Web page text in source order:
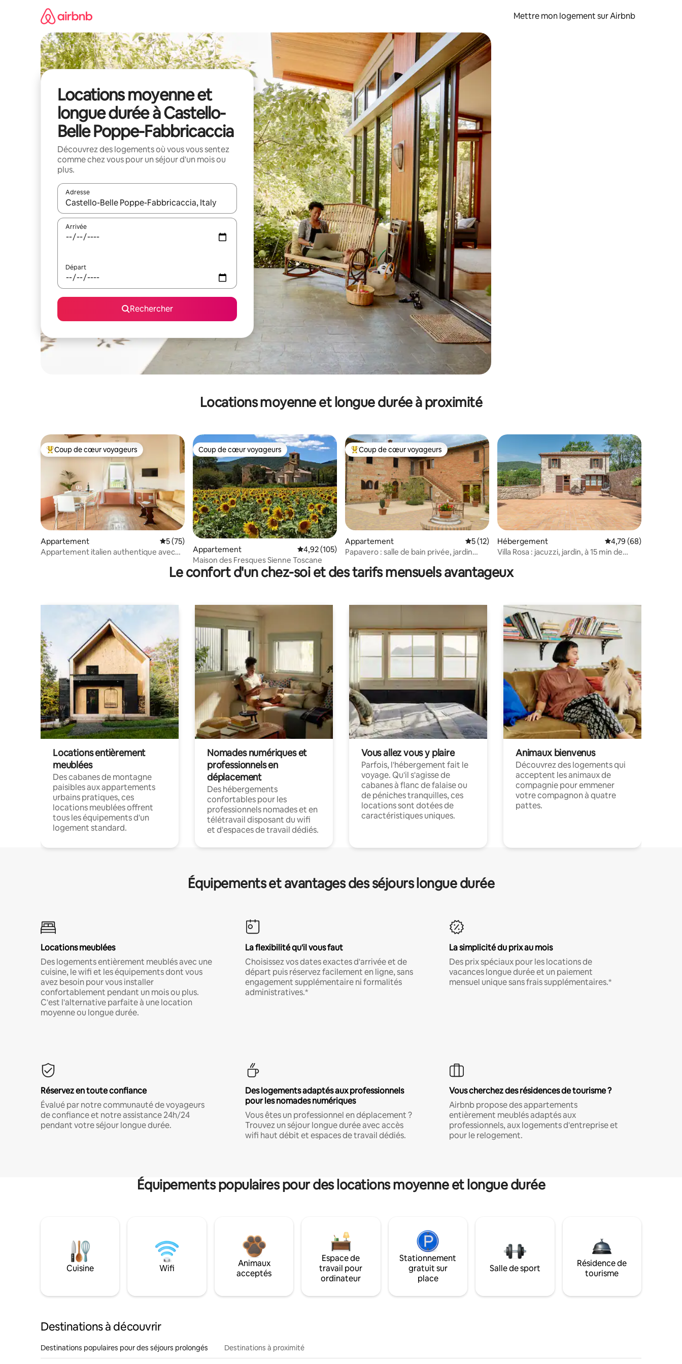
Mettre mon logement sur Airbnb
Locations moyenne et
longue durée à Castello-
Belle Poppe-Fabbricaccia
Découvrez des logements où vous vous sentez
comme chez vous pour un séjour d'un mois ou
plus.
Adresse
Lorsque les résultats s'affichent, utilisez les flèches vers le haut et vers le bas pour les parcourir ou en appuyant et en faisant glisser.
Arrivée
Départ
Rechercher
Locations moyenne et longue durée à proximité
Coups de cœur voyageurs les plus appréciés
Coup de cœur voyageurs
Appartement Évaluation moyenne sur la base de 75 commentaires : 5 sur 5
5 (75)
Appartement italien authentique avec
Coup de cœur voyageurs
Coup de cœur voyageurs
Appartement Évaluation moyenne sur la base de 105 commentaires : 4,92 sur 5
4,92 (105)
Maison des Fresques Sienne Toscane
Coups de cœur voyageurs les plus appréciés
Coup de cœur voyageurs
Appartement Évaluation moyenne sur la base de 12 commentaires : 5 sur 5
5 (12)
Papavero : salle de bain privée, jardin
Hébergement Évaluation moyenne
4,79 (68)
Villa Rosa : jacuzzi, jardin, à 15 min de
Le confort d'un chez-soi et des tarifs mensuels avantageux
Locations entièrement
meublées
Des cabanes de montagne
paisibles aux appartements
urbains pratiques, ces
locations meublées offrent
tous les équipements d'un
logement standard.
Nomades numériques et
professionnels en
déplacement
Des hébergements
confortables pour les
professionnels nomades et en
télétravail disposant du wifi
et d'espaces de travail dédiés.
Vous allez vous y plaire
Parfois, l'hébergement fait le
voyage. Qu'il s'agisse de
cabanes à flanc de falaise ou
de péniches tranquilles, ces
locations sont dotées de
caractéristiques uniques.
Animaux bienvenus
Découvrez des logements qui
acceptent les animaux de
compagnie pour emmener
votre compagnon à quatre
pattes.
Équipements et avantages des séjours longue durée
Locations meublées
Des logements entièrement meublés avec une
cuisine, le wifi et les équipements dont vous
avez besoin pour vous installer
confortablement pendant un mois ou plus.
C'est l'alternative parfaite à une location
moyenne ou longue durée.
La flexibilité qu'il vous faut
Choisissez vos dates exactes d'arrivée et de
départ puis réservez facilement en ligne, sans
engagement supplémentaire ni formalités
administratives.*
La simplicité du prix au mois
Des prix spéciaux pour les locations de
vacances longue durée et un paiement
mensuel unique sans frais supplémentaires.*
Réservez en toute confiance
Évalué par notre communauté de voyageurs
de confiance et notre assistance 24h/24
pendant votre séjour longue durée.
Des logements adaptés aux professionnels
pour les nomades numériques
Vous êtes un professionnel en déplacement ?
Trouvez un séjour longue durée avec accès
wifi haut débit et espaces de travail dédiés.
Vous cherchez des résidences de tourisme ?
Airbnb propose des appartements
entièrement meublés adaptés aux
professionnels, aux logements d'entreprise et
pour le relogement.
Équipements populaires pour des locations moyenne et longue durée
Cuisine Wifi
Animaux
acceptés
Espace de
travail pour
ordinateur
Stationnement
gratuit sur
place
Salle de sport
Résidence de
tourisme
Destinations à découvrir
Destinations populaires pour des séjours prolongés Destinations à proximité